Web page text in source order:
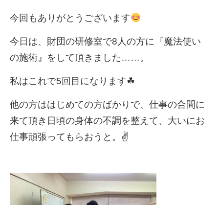
今回もありがとうございます
今日は、財団の研修室で8人の方に『魔法使い
の施術』をして頂きました……。
私はこれで5回目になります☘
他の方ははじめての方ばかりで、仕事の合間に
来て頂き日頃の身体の不調を整えて、大いにお
仕事頑張ってもらおうと。✌️